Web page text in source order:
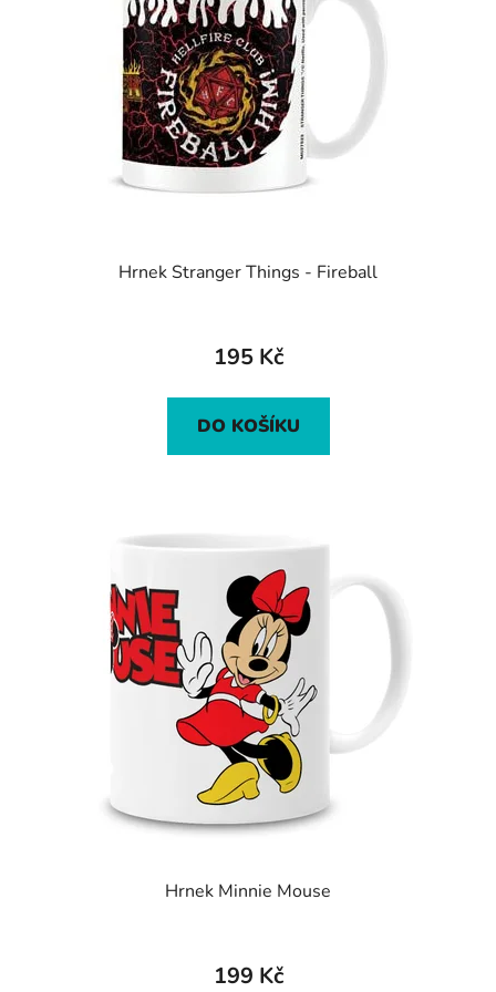
Hrnek Stranger Things - Fireball
195 Kč
DO KOŠÍKU
Hrnek Minnie Mouse
199 Kč